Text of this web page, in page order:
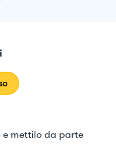
mettilo da parte